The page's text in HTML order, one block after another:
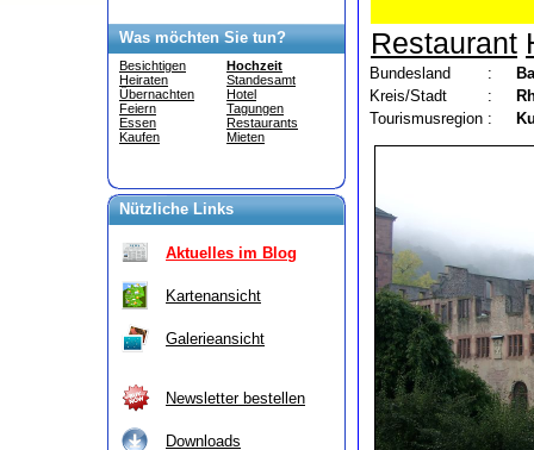
Was möchten Sie tun?
Besichtigen
Heiraten
Übernachten
Feiern
Essen
Kaufen
Hochzeit
Standesamt
Hotel
Tagungen
Restaurants
Mieten
Nützliche Links
Aktuelles im Blog
Kartenansicht
Galerieansicht
Newsletter bestellen
Downloads
Restaurant
Bundesland :
Kreis/Stadt
:
Tourismusregion :